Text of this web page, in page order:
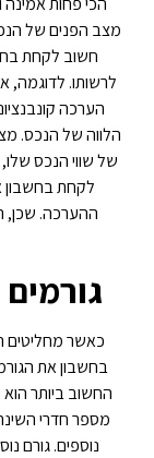
מצב הפנים של
חשוב לקחת
לרשותו. לדוגמה,
הערכה
הלווה של הנכס.
של שווי הנכס
לקחת בחשבון
ההערכה. שכן,
כאשר מחליטים
בחשבון את
החשוב ביותר
מספר חדרי
נוספים. גורם